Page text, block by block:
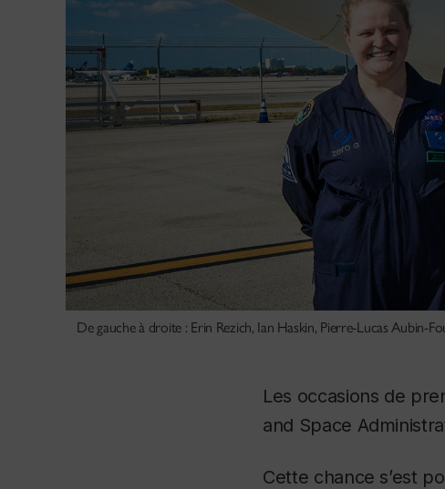
De gauche à droite : Erin Rezich, Ian Haskin, Pierre-Lucas Aubin-
Les occasions de
and Space
Cette chance s’est